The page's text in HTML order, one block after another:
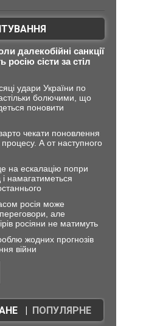
далекобійні санкції
росію сісти за стіл
удари України по
болючими, що
поновити
чекати поновлення
А от наступного
на ескалацію попри
намагатиметься
росія може
але
росіяни не матимуть
жодних прогнозів
війни
| ПОПУЛЯРНЕ